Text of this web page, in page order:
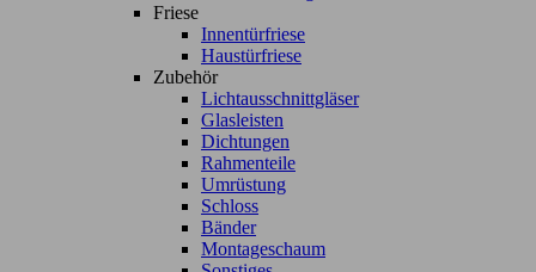
Friese
Innentürfriese
Haustürfriese
Zubehör
Lichtausschnittgläser
Glasleisten
Dichtungen
Rahmenteile
Umrüstung
Schloss
Bänder
Montageschaum